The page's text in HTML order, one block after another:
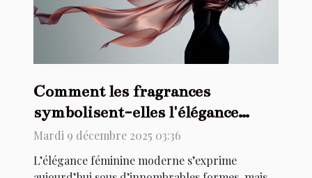
Comment les fragrances
symbolisent-elles l'élégance
féminine moderne ?
Mardi 9 décembre 2025 03:36
L’élégance féminine moderne s’exprime